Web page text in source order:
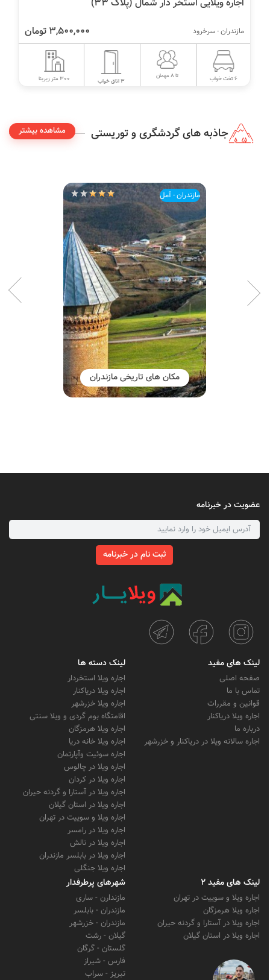
3,500,000 تومان مازندران - سرخرود
6 تخت خواب تا 8 مهمان
3 اتاق خواب 300 متر زیربنا
جاذبه های گردشگری و توریستی مشاهده بیشتر
مازندران - آمل
مکان های تاریخی مازندران
عضویت در خبرنامه
ثبت نام در خبرنامه
لینک های مفید
صفحه اصلی
تماس با ما
قوانین و مقررات
اجاره ویلا دریاکنار
درباره ما
اجاره سالانه ویلا در دریاکنار و خزرشهر
لینک دسته ها
اجاره ویلا استخردار
اجاره ویلا دریاکنار
اجاره ویلا خزرشهر
اقامتگاه بوم گردی و ویلا سنتی
اجاره ویلا هرمزگان
اجاره ویلا خانه دریا
اجاره سوئیت وآپارتمان
اجاره ویلا در چالوس
اجاره ویلا در کردان
اجاره ویلا در آستارا و گردنه حیران
اجاره ویلا در استان گیلان
اجاره ویلا و سوییت در تهران
اجاره ویلا در رامسر
اجاره ویلا در تالش
اجاره ویلا در بابلسر مازندران
اجاره ویلا جنگلی
لینک های مفید 2
اجاره ویلا و سوییت در تهران
اجاره ویلا هرمزگان
اجاره ویلا در آستارا و گردنه حیران
اجاره ویلا در استان گیلان
شهرهای پرطرفدار
مازندارن - ساری
مازندران - بابلسر
مازندران - خزرشهر
گیلان - رشت
گلستان - گرگان
فارس - شیراز
تبریز - سراب